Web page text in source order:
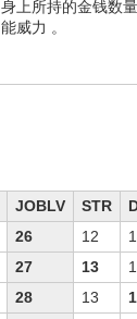
身上所持的金钱数
能威力 。
JOBLV STR
26 12
27 13
28 13